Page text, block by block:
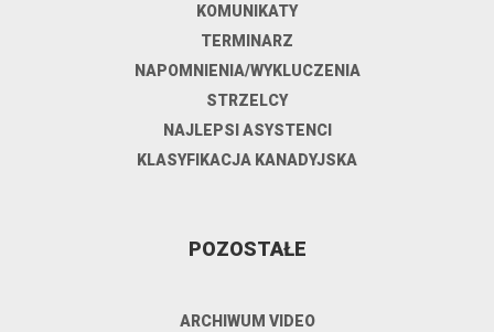
KOMUNIKATY
TERMINARZ
NAPOMNIENIA/WYKLUCZENIA
STRZELCY
NAJLEPSI ASYSTENCI
KLASYFIKACJA KANADYJSKA
POZOSTAŁE
ARCHIWUM VIDEO